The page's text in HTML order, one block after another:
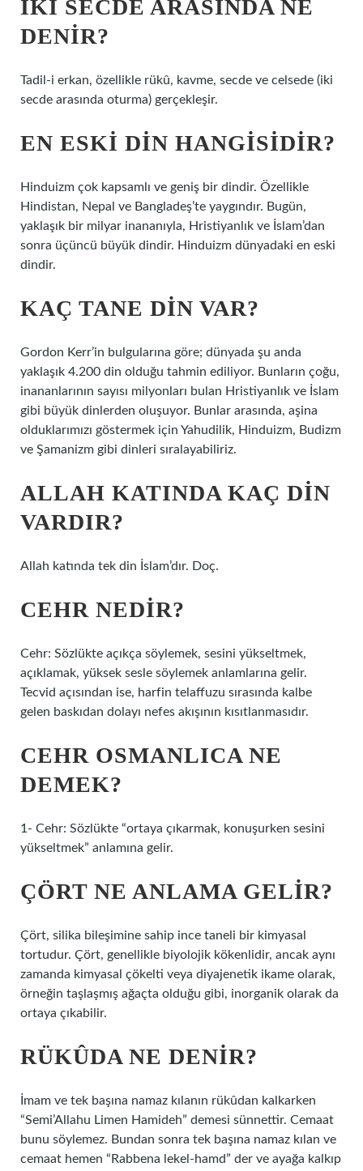
İKI SECDE ARASINDA NE
DENIR?
Tadil-i erkan, özellikle rükû, kavme, secde ve celsede (iki
secde arasında oturma) gerçekleşir.
EN ESKI DIN HANGISIDIR?
Hinduizm çok kapsamlı ve geniş bir dindir. Özellikle
Hindistan, Nepal ve Bangladeş’te yaygındır. Bugün,
yaklaşık bir milyar inananıyla, Hristiyanlık ve İslam’dan
sonra üçüncü büyük dindir. Hinduizm dünyadaki en eski
dindir.
KAÇ TANE DIN VAR?
Gordon Kerr’in bulgularına göre; dünyada şu anda
yaklaşık 4.200 din olduğu tahmin ediliyor. Bunların çoğu,
inananlarının sayısı milyonları bulan Hristiyanlık ve İslam
gibi büyük dinlerden oluşuyor. Bunlar arasında, aşina
olduklarımızı göstermek için Yahudilik, Hinduizm, Budizm
ve Şamanizm gibi dinleri sıralayabiliriz.
ALLAH KATINDA KAÇ DIN
VARDIR?
Allah katında tek din İslam’dır. Doç.
CEHR NEDIR?
Cehr: Sözlükte açıkça söylemek, sesini yükseltmek,
açıklamak, yüksek sesle söylemek anlamlarına gelir.
Tecvid açısından ise, harfin telaffuzu sırasında kalbe
gelen baskıdan dolayı nefes akışının kısıtlanmasıdır.
CEHR OSMANLICA NE
DEMEK?
1- Cehr: Sözlükte “ortaya çıkarmak, konuşurken sesini
yükseltmek” anlamına gelir.
ÇÖRT NE ANLAMA GELIR?
Çört, silika bileşimine sahip ince taneli bir kimyasal
tortudur. Çört, genellikle biyolojik kökenlidir, ancak aynı
zamanda kimyasal çökelti veya diyajenetik ikame olarak,
örneğin taşlaşmış ağaçta olduğu gibi, inorganik olarak da
ortaya çıkabilir.
RÜKÛDA NE DENIR?
İmam ve tek başına namaz kılanın rükûdan kalkarken
“Semi’Allahu Limen Hamideh” demesi sünnettir. Cemaat
bunu söylemez. Bundan sonra tek başına namaz kılan ve
cemaat hemen “Rabbena lekel-hamd” der ve ayağa kalkıp